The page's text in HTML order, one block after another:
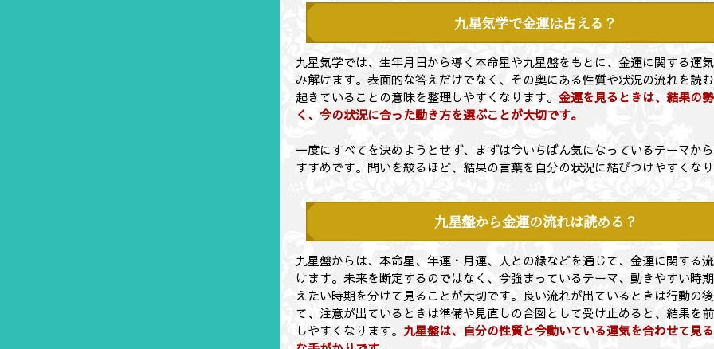
九星気学で金運は占える？
九星気学では、生年月日から導く本命星や九星盤をもとに、金運に関する運
み解けます。表面的な答えだけでなく、その奥にある性質や状況の流れを読
起きていることの意味を整理しやすくなります。金運を見るときは、結果の
く、今の状況に合った動き方を選ぶことが大切です。
一度にすべてを決めようとせず、まずは今いちばん気になっているテーマか
すすめです。問いを絞るほど、結果の言葉を自分の状況に結びつけやすくな
九星盤から金運の流れは読める？
九星盤からは、本命星、年運・月運、人との縁などを通じて、金運に関する
けます。未来を断定するのではなく、今強まっているテーマ、動きやすい時
えたい時期を分けて見ることが大切です。良い流れが出ているときは行動の
て、注意が出ているときは準備や見直しの合図として受け止めると、結果を
しやすくなります。 九星盤は、自分の性質と今動いている運気を合わせて見